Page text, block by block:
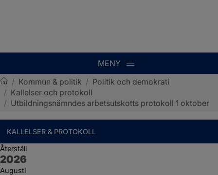
MENY
Sotenäs kommun
/ Kommun & politik / Politik och demokrati
/ Kallelser och protokoll
/ Utbildningsnämndes arbetsutskotts protokoll 1 oktober
KALLELSER & PROTOKOLL
Återställ
År:
2026
Augusti